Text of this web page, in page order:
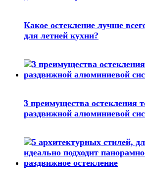
Какое остекление лучше
для летней кухни?
3 преимущества остекления
раздвижной алюминиевой